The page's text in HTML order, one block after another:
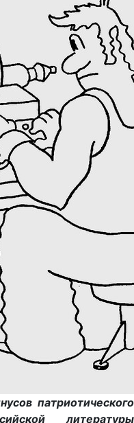
патриотического
литературы